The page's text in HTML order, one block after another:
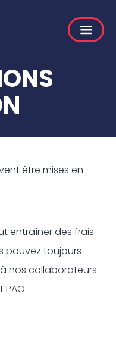
être mises en
entraîner des frais
pouvez toujours
nos collaborateurs